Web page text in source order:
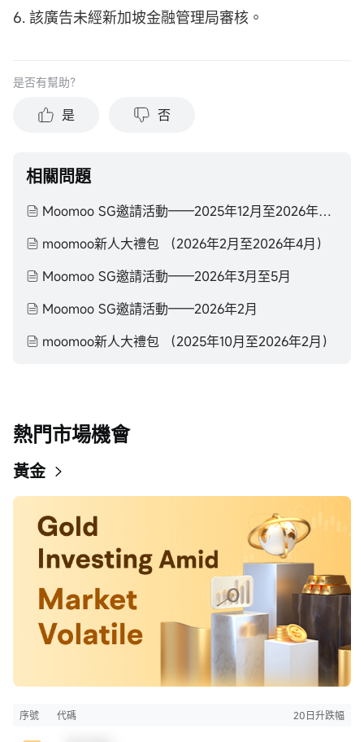
6. 該廣告未經新加坡金融管理局審核。
是否有幫助？
是 否
相關問題
Moomoo SG邀請活動——2025年12月至2026年2月
moomoo新人大禮包 （2026年2月至2026年4月）
Moomoo SG邀請活動——2026年3月至5月
Moomoo SG邀請活動——2026年2月
moomoo新人大禮包 （2025年10月至2026年2月）
熱門市場機會
黃金
序號 代碼 20日升跌幅